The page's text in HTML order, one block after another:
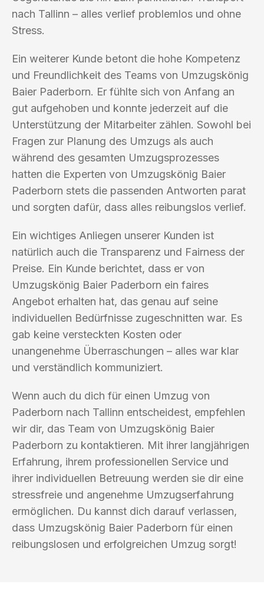
nach Tallinn – alles verlief problemlos und ohne
Stress.
Ein weiterer Kunde betont die hohe Kompetenz
und Freundlichkeit des Teams von Umzugskönig
Baier Paderborn. Er fühlte sich von Anfang an
gut aufgehoben und konnte jederzeit auf die
Unterstützung der Mitarbeiter zählen. Sowohl bei
Fragen zur Planung des Umzugs als auch
während des gesamten Umzugsprozesses
hatten die Experten von Umzugskönig Baier
Paderborn stets die passenden Antworten parat
und sorgten dafür, dass alles reibungslos verlief.
Ein wichtiges Anliegen unserer Kunden ist
natürlich auch die Transparenz und Fairness der
Preise. Ein Kunde berichtet, dass er von
Umzugskönig Baier Paderborn ein faires
Angebot erhalten hat, das genau auf seine
individuellen Bedürfnisse zugeschnitten war. Es
gab keine versteckten Kosten oder
unangenehme Überraschungen – alles war klar
und verständlich kommuniziert.
Wenn auch du dich für einen Umzug von
Paderborn nach Tallinn entscheidest, empfehlen
wir dir, das Team von Umzugskönig Baier
Paderborn zu kontaktieren. Mit ihrer langjährigen
Erfahrung, ihrem professionellen Service und
ihrer individuellen Betreuung werden sie dir eine
stressfreie und angenehme Umzugserfahrung
ermöglichen. Du kannst dich darauf verlassen,
dass Umzugskönig Baier Paderborn für einen
reibungslosen und erfolgreichen Umzug sorgt!